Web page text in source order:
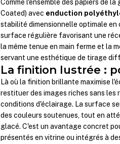
Comme l'ensemble des papiers de
Coated) avec enduction
stabilité dimensionnelle optimale en
surface régulière favorisant une
la même tenue en main ferme et la
servant une esthétique de tirage
La finition lustrée :
Là où la finition brillante maximise
restituer des images riches sans
conditions d'éclairage. La surface
des couleurs soutenues, tout en
glacé. C'est un avantage concret
présentés en vitrine ou intégrés à